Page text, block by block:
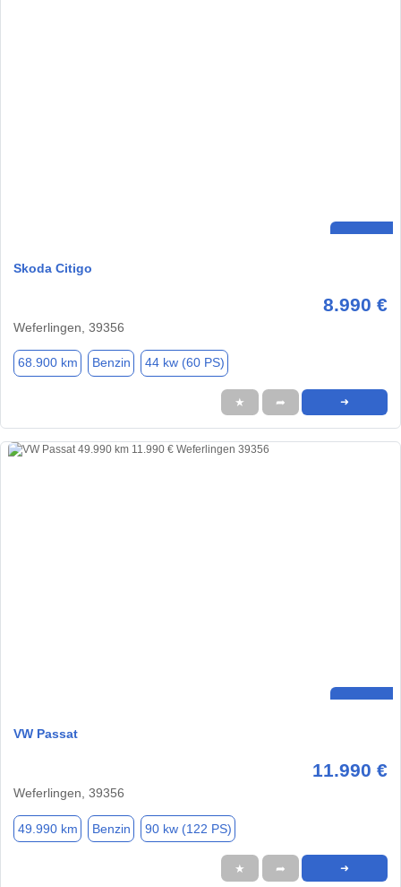
Skoda Citigo
8.990 €
Weferlingen, 39356
68.900 km Benzin 44 kw (60 PS)
★ ➦ ➜
VW Passat
11.990 €
Weferlingen, 39356
49.990 km Benzin 90 kw (122 PS)
★ ➦ ➜